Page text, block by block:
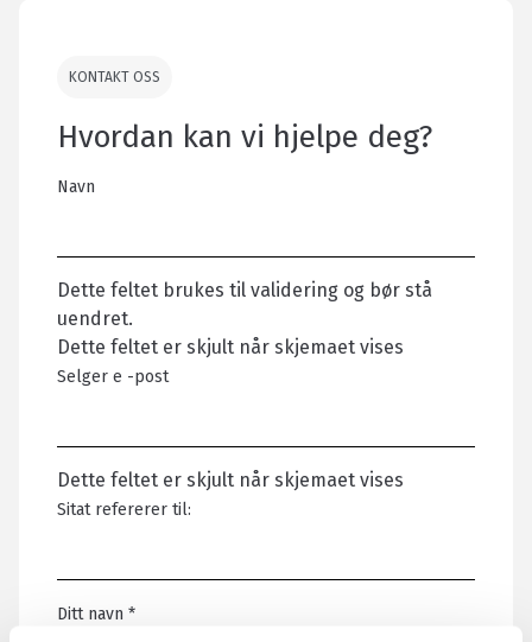
KONTAKT OSS
Hvordan kan vi hjelpe deg?
Navn
Dette feltet brukes til validering og bør stå
uendret.
Dette feltet er skjult når skjemaet vises
Selger e -post
Dette feltet er skjult når skjemaet vises
Sitat refererer til:
Ditt navn *